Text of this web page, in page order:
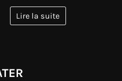
Lire la suite